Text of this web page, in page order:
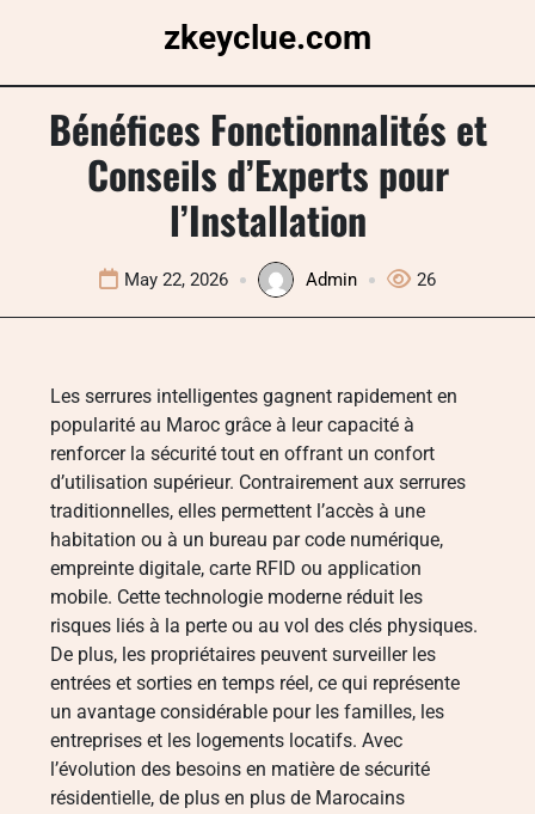
zkeyclue.com
Bénéfices Fonctionnalités et
Conseils d’Experts pour
l’Installation
May 22, 2026 Admin 26
Les serrures intelligentes gagnent rapidement en
popularité au Maroc grâce à leur capacité à
renforcer la sécurité tout en offrant un confort
d’utilisation supérieur. Contrairement aux serrures
traditionnelles, elles permettent l’accès à une
habitation ou à un bureau par code numérique,
empreinte digitale, carte RFID ou application
mobile. Cette technologie moderne réduit les
risques liés à la perte ou au vol des clés physiques.
De plus, les propriétaires peuvent surveiller les
entrées et sorties en temps réel, ce qui représente
un avantage considérable pour les familles, les
entreprises et les logements locatifs. Avec
l’évolution des besoins en matière de sécurité
résidentielle, de plus en plus de Marocains